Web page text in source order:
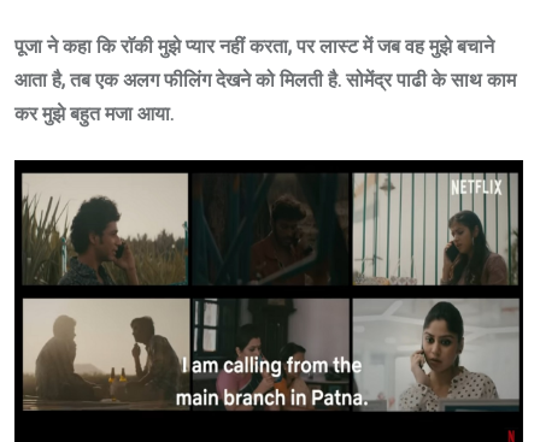
पूजा ने कहा कि राॅकी मुझे प्यार नहीं करता, पर लास्ट में जब वह मुझे बचाने
आता है, तब एक अलग फीलिंग देखने को मिलती है. सोमेंद्र पाढी के साथ काम
कर मुझे बहुत मजा आया.